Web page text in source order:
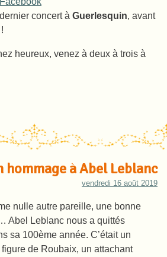
concert à Guerlesquin, avant
heureux, venez à deux à trois à
hommage à Abel Leblanc
vendredi 16 août 2019
nulle autre pareille, une bonne
Abel Leblanc nous a quittés
sa 100ème année. C’était un
de Roubaix, un attachant